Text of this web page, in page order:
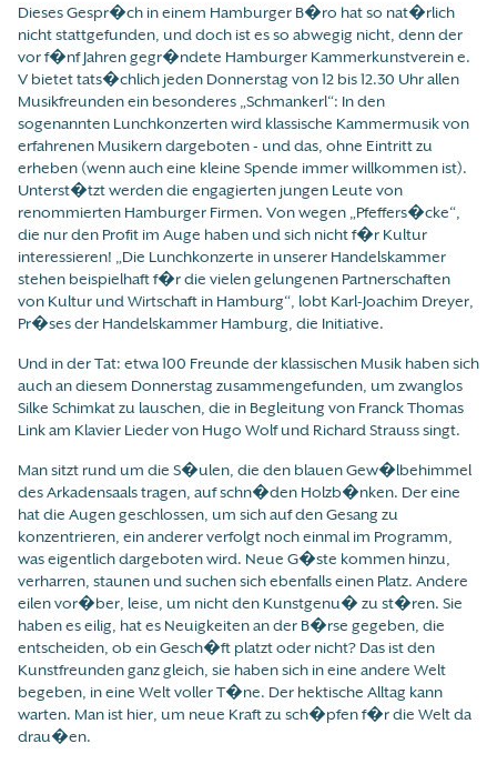
Dieses Gespr�ch in einem Hamburger B�ro hat so nat�rlich
nicht stattgefunden, und doch ist es so abwegig nicht, denn der
vor f�nf Jahren gegr�ndete Hamburger Kammerkunstverein e.
V bietet tats�chlich jeden Donnerstag von 12 bis 12.30 Uhr allen
Musikfreunden ein besonderes „Schmankerl“: In den
sogenannten Lunchkonzerten wird klassische Kammermusik von
erfahrenen Musikern dargeboten - und das, ohne Eintritt zu
erheben (wenn auch eine kleine Spende immer willkommen ist).
Unterst�tzt werden die engagierten jungen Leute von
renommierten Hamburger Firmen. Von wegen „Pfeffers�cke“,
die nur den Profit im Auge haben und sich nicht f�r Kultur
interessieren! „Die Lunchkonzerte in unserer Handelskammer
stehen beispielhaft f�r die vielen gelungenen Partnerschaften
von Kultur und Wirtschaft in Hamburg“, lobt Karl-Joachim Dreyer,
Pr�ses der Handelskammer Hamburg, die Initiative.
Und in der Tat: etwa 100 Freunde der klassischen Musik haben sich
auch an diesem Donnerstag zusammengefunden, um zwanglos
Silke Schimkat zu lauschen, die in Begleitung von Franck Thomas
Link am Klavier Lieder von Hugo Wolf und Richard Strauss singt.
Man sitzt rund um die S�ulen, die den blauen Gew�lbehimmel
des Arkadensaals tragen, auf schn�den Holzb�nken. Der eine
hat die Augen geschlossen, um sich auf den Gesang zu
konzentrieren, ein anderer verfolgt noch einmal im Programm,
was eigentlich dargeboten wird. Neue G�ste kommen hinzu,
verharren, staunen und suchen sich ebenfalls einen Platz. Andere
eilen vor�ber, leise, um nicht den Kunstgenu� zu st�ren. Sie
haben es eilig, hat es Neuigkeiten an der B�rse gegeben, die
entscheiden, ob ein Gesch�ft platzt oder nicht? Das ist den
Kunstfreunden ganz gleich, sie haben sich in eine andere Welt
begeben, in eine Welt voller T�ne. Der hektische Alltag kann
warten. Man ist hier, um neue Kraft zu sch�pfen f�r die Welt da
drau�en.